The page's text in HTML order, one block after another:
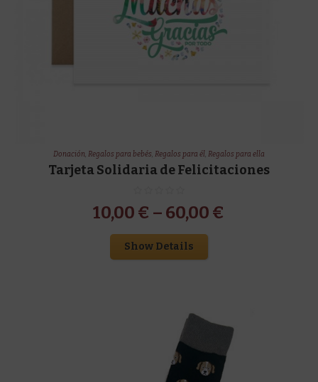
Donación, Regalos para bebés, Regalos para él, Regalos para ella
Tarjeta Solidaria de Felicitaciones
10,00 € – 60,00 €
Show Details